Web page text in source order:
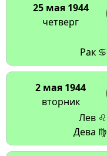
25 мая 1944
четверг
Рак ♋
2 мая 1944
вторник
Лев ♌
Дева ♍